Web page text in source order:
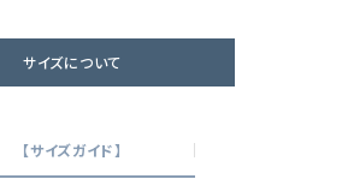
サイズについて
【サイズガイド】